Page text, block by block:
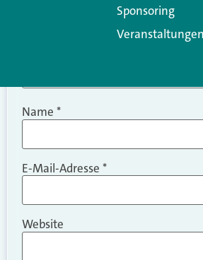
Name *
E-Mail-Adresse *
Website
Sponsoring
Veranstaltungen